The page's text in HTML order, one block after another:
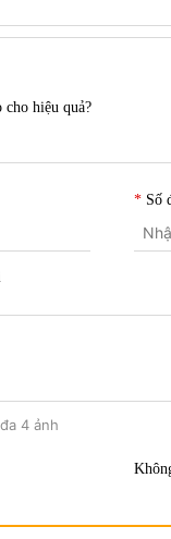
cho hiệu quả?
Số
4 ảnh